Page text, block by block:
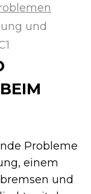
und
C
Probleme
einem
und